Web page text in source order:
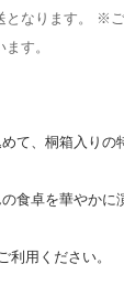
となります。 ※
す。
て、桐箱入りの
食卓を華やかに
利用ください。